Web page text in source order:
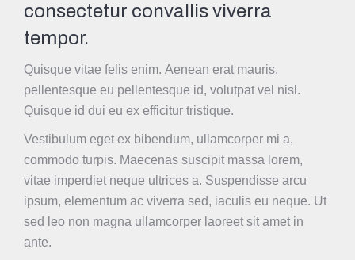
consectetur convallis viverra
tempor.
Quisque vitae felis enim. Aenean erat mauris,
pellentesque eu pellentesque id, volutpat vel nisl.
Quisque id dui eu ex efficitur tristique.
Vestibulum eget ex bibendum, ullamcorper mi a,
commodo turpis. Maecenas suscipit massa lorem,
vitae imperdiet neque ultrices a. Suspendisse arcu
ipsum, elementum ac viverra sed, iaculis eu neque. Ut
sed leo non magna ullamcorper laoreet sit amet in
ante.